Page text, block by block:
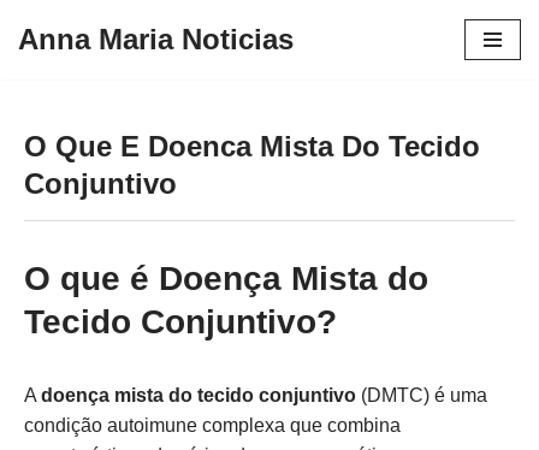
conteúdo
Anna Maria Noticias
O Que E Doenca Mista Do Tecido
Conjuntivo
O que é Doença Mista do
Tecido Conjuntivo?
A doença mista do tecido conjuntivo (DMTC) é uma
condição autoimune complexa que combina